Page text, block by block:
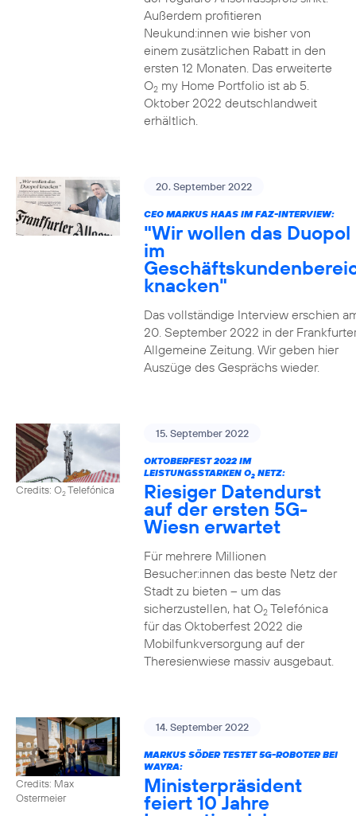
Außerdem profitieren
Neukund:innen wie bisher von
einem zusätzlichen Rabatt in den
ersten 12 Monaten. Das erweiterte
O2my Home Portfolio ist ab 5.
Oktober 2022 deutschlandweit
erhältlich.
20. September 2022
CEO MARKUS HAAS IM FAZ-INTERVIEW:
"Wir wollen das Duopol
im
knacken"
Das vollständige Interview erschien
20. September 2022 in der
Allgemeine Zeitung. Wir geben hier
Auszüge des Gesprächs wieder.
Credits: O2Telefónica
15. September 2022
OKTOBERFEST 2022 IM
LEISTUNGSSTARKEN O2NETZ:
Riesiger Datendurst
auf der ersten 5G-
Wiesn erwartet
Für mehrere Millionen
Besucher:innen das beste Netz der
Stadt zu bieten – um das
sicherzustellen, hat O2Telefónica
für das Oktoberfest 2022 die
Mobilfunkversorgung auf der
Theresienwiese massiv ausgebaut.
Credits: Max
Ostermeier
14. September 2022
MARKUS SÖDER TESTET 5G-ROBOTER BEI
WAYRA:
Ministerpräsident
feiert 10 Jahre